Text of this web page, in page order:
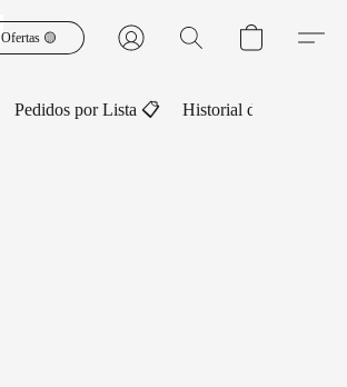
Ofertas 🟡
Pedidos por Lista 📋 Historial de Pedidos